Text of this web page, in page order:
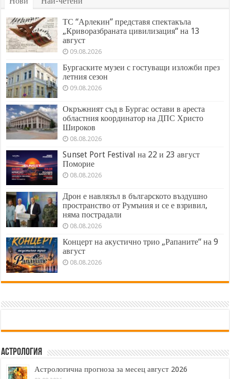
ТС “Арлекин” представя спектакъла
„Криворазбраната цивилизация“ на 13
август
09.08.2026
Бургаските музеи с гостуващи изложби през
летния сезон
09.08.2026
Окръжният съд в Бургас остави в ареста
областния координатор на ДПС Христо
Широков
08.08.2026
Sunset Port Festival на 22 и 23 август
Поморие
08.08.2026
Дрон е навлязъл в българското въздушно
пространство от Румъния и се е взривил,
няма пострадали
08.08.2026
Концерт на акустично трио „Рапаните“ на 9
август
08.08.2026
Астрология
Астрологична прогноза за месец август 2026